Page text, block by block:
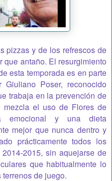
pizzas y de los refrescos de
que antaño. El resurgimiento
esta temporada es en parte
Poser, reconocido
trabaja en la prevención de
el uso de Flores de
emocional y una dieta
mejor que nunca dentro y
prácticamente todos los
2015, sin aquejarse de
que habitualmente lo
de juego.